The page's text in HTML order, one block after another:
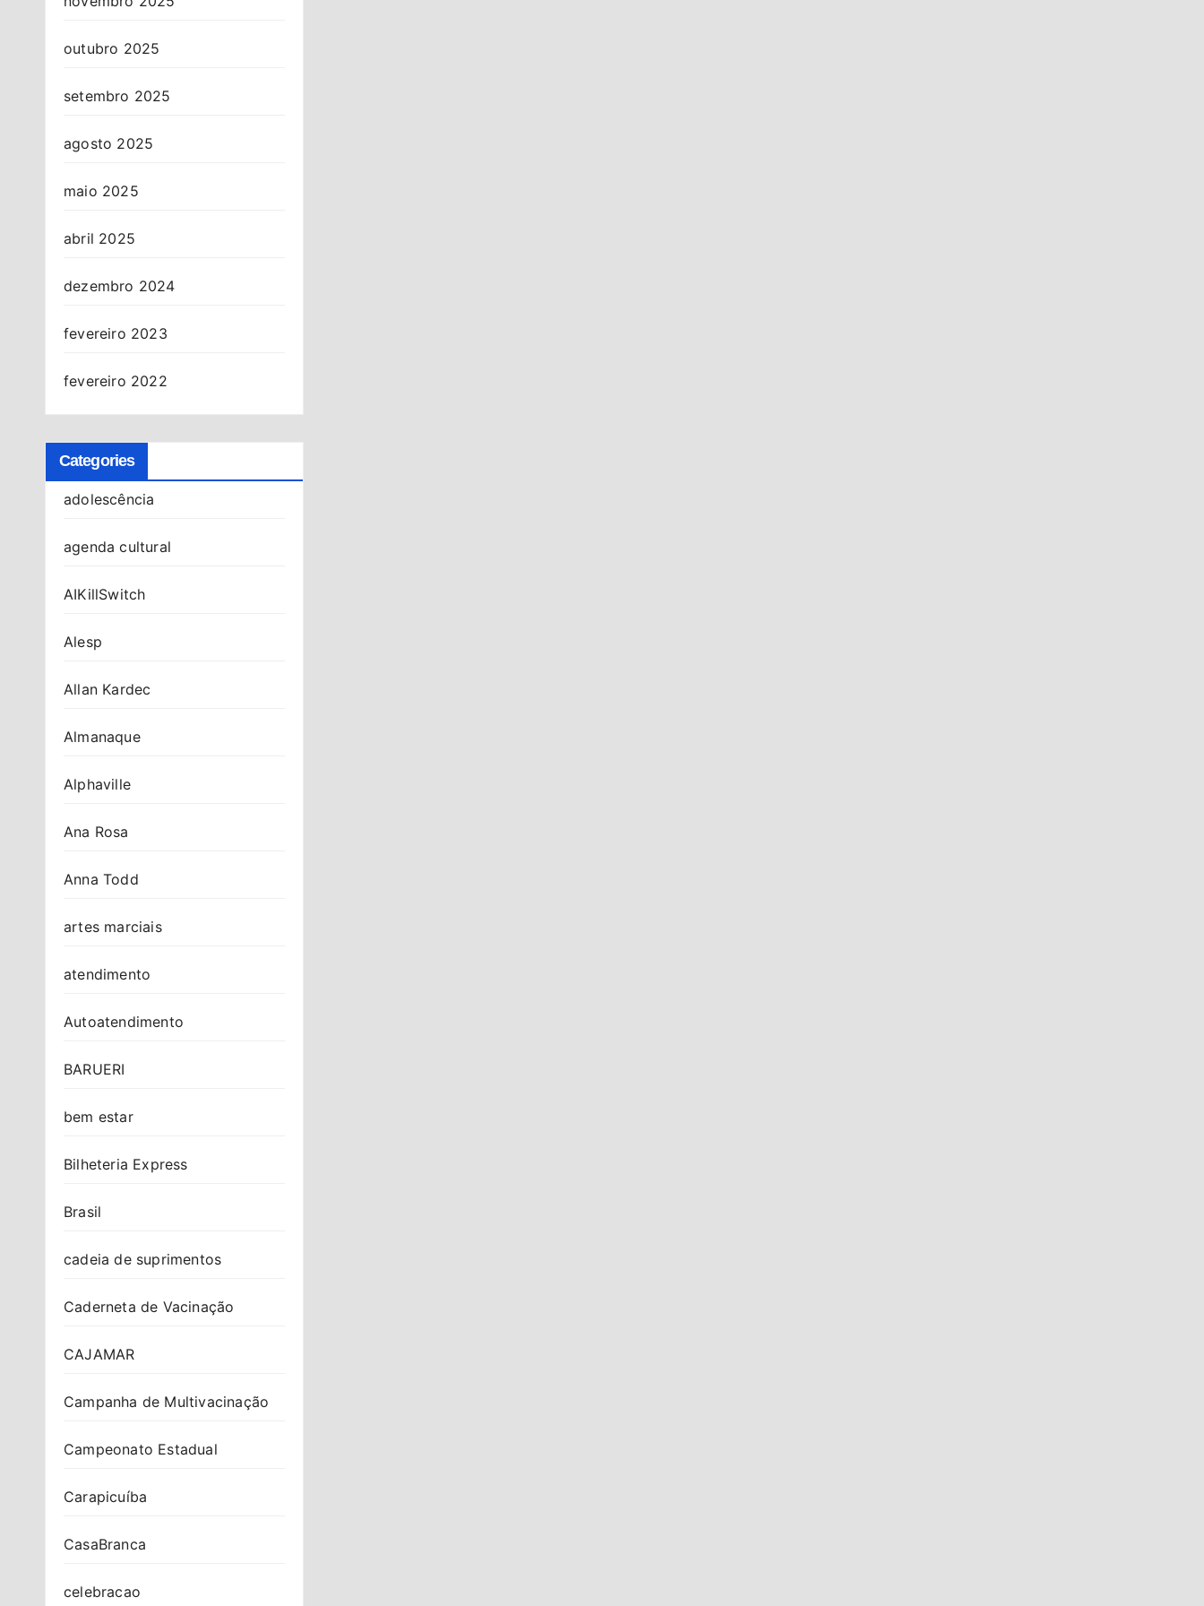
outubro 2025
setembro 2025
agosto 2025
maio 2025
abril 2025
dezembro 2024
fevereiro 2023
fevereiro 2022
Categories
adolescência
agenda cultural
AIKillSwitch
Alesp
Allan Kardec
Almanaque
Alphaville
Ana Rosa
Anna Todd
artes marciais
atendimento
Autoatendimento
BARUERI
bem estar
Bilheteria Express
Brasil
cadeia de suprimentos
Caderneta de Vacinação
CAJAMAR
Campanha de Multivacinação
Campeonato Estadual
Carapicuíba
CasaBranca
celebracao